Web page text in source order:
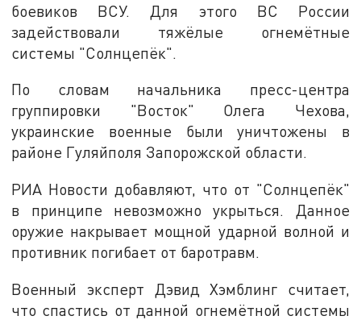
боевиков ВСУ. Для этого ВС России
задействовали тяжёлые огнемётные
системы "Солнцепёк".
По словам начальника пресс-центра
группировки "Восток" Олега Чехова,
украинские военные были уничтожены в
районе Гуляйполя Запорожской области.
РИА Новости добавляют, что от "Солнцепёк"
в принципе невозможно укрыться. Данное
оружие накрывает мощной ударной волной и
противник погибает от баротравм.
Военный эксперт Дэвид Хэмблинг считает,
что спастись от данной огнемётной системы